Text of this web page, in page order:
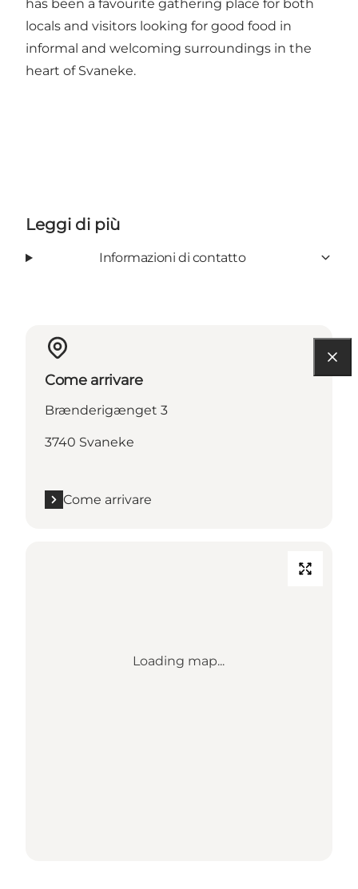
has been a favourite gathering place for both
locals and visitors looking for good food in
informal and welcoming surroundings in the
heart of Svaneke.
Leggi di più
Informazioni di contatto
Come arrivare
Brænderigænget 3
3740 Svaneke
Come arrivare
Loading map...